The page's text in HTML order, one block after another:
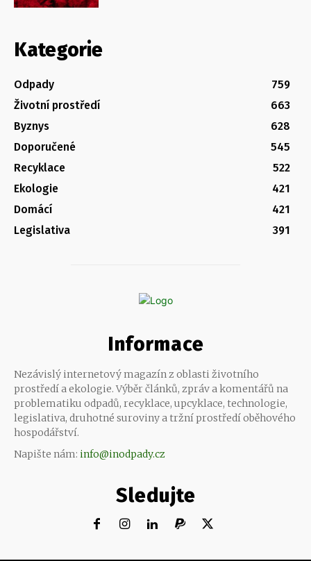
Kategorie
Odpady
759
Životní prostředí
663
Byznys
628
Doporučené
545
Recyklace
522
Ekologie
421
Domácí
421
Legislativa
391
Informace
Nezávislý internetový magazín z oblasti životního
prostředí a ekologie. Výběr článků, zpráv a komentářů na
problematiku odpadů, recyklace, upcyklace, technologie,
legislativa, druhotné suroviny a tržní prostředí oběhového
hospodářství.
Napište nám: info@inodpady.cz
Sledujte